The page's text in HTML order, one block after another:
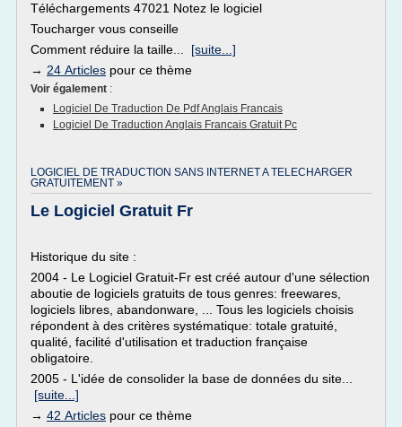
Téléchargements 47021 Notez le logiciel
Toucharger vous conseille
Comment réduire la taille... [suite...]
→ 24 Articles pour ce thème
Voir également :
Logiciel De Traduction De Pdf Anglais Francais
Logiciel De Traduction Anglais Francais Gratuit Pc
LOGICIEL DE TRADUCTION SANS INTERNET A TELECHARGER
GRATUITEMENT »
Le Logiciel Gratuit Fr
Historique du site :
2004 - Le Logiciel Gratuit-Fr est créé autour d'une sélection
aboutie de logiciels gratuits de tous genres: freewares,
logiciels libres, abandonware, ... Tous les logiciels choisis
répondent à des critères systématique: totale gratuité,
qualité, facilité d'utilisation et traduction française
obligatoire.
2005 - L'idée de consolider la base de données du site...
[suite...]
→ 42 Articles pour ce thème